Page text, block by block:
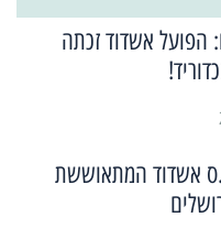
הפועל אשדוד זכתה
אשדוד המתאוששת